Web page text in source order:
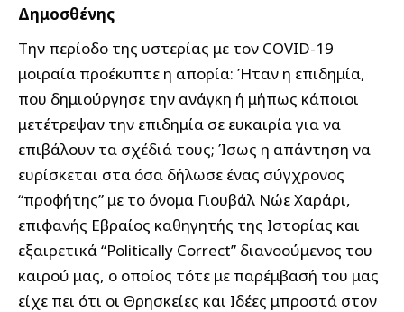
Δημοσθένης
Την περίοδο της υστερίας με τον COVID-19
μοιραία προέκυπτε η απορία: Ήταν η επιδημία,
που δημιούργησε την ανάγκη ή μήπως κάποιοι
μετέτρεψαν την επιδημία σε ευκαιρία για να
επιβάλουν τα σχέδιά τους; Ίσως η απάντηση να
ευρίσκεται στα όσα δήλωσε ένας σύγχρονος
“προφήτης” με το όνομα Γιουβάλ Νώε Χαράρι,
επιφανής Εβραίος καθηγητής της Ιστορίας και
εξαιρετικά “Politically Correct” διανοούμενος του
καιρού μας, ο οποίος τότε με παρέμβασή του μας
είχε πει ότι οι Θρησκείες και Ιδέες μπροστά στον